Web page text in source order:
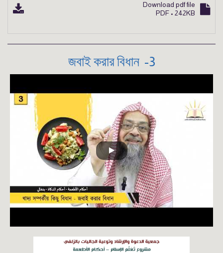
Download pdf file
PDF • 242KB
3- জবাই করার বিধান